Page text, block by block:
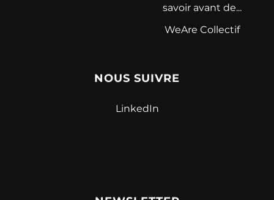
savoir avant de...
WeAre Collectif
NOUS SUIVRE
LinkedIn